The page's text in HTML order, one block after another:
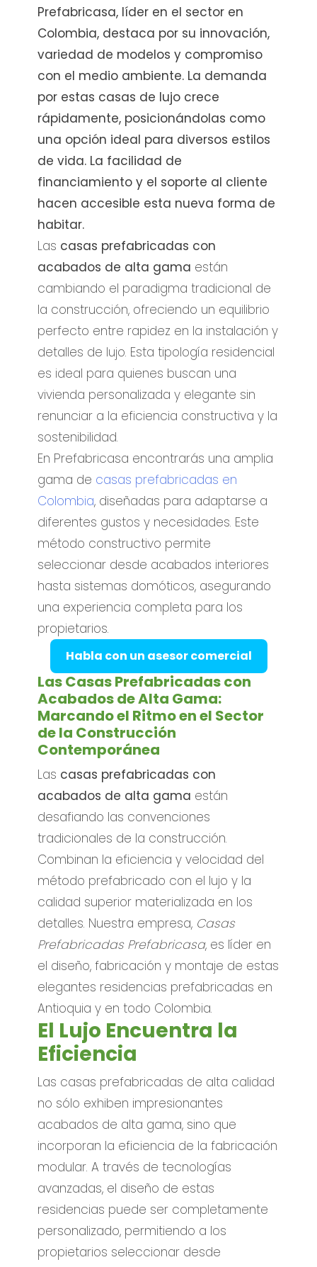
Prefabricasa, líder en el sector en
Colombia, destaca por su innovación,
variedad de modelos y compromiso
con el medio ambiente. La demanda
por estas casas de lujo crece
rápidamente, posicionándolas como
una opción ideal para diversos estilos
de vida. La facilidad de
financiamiento y el soporte al cliente
hacen accesible esta nueva forma de
habitar.
Las casas prefabricadas con
acabados de alta gama están
cambiando el paradigma tradicional de
la construcción, ofreciendo un equilibrio
perfecto entre rapidez en la instalación y
detalles de lujo. Esta tipología residencial
es ideal para quienes buscan una
vivienda personalizada y elegante sin
renunciar a la eficiencia constructiva y la
sostenibilidad.
En Prefabricasa encontrarás una amplia
gama de casas prefabricadas en
Colombia, diseñadas para adaptarse a
diferentes gustos y necesidades. Este
método constructivo permite
seleccionar desde acabados interiores
hasta sistemas domóticos, asegurando
una experiencia completa para los
propietarios.
Habla con un asesor comercial
Las Casas Prefabricadas con
Acabados de Alta Gama:
Marcando el Ritmo en el Sector
de la Construcción
Contemporánea
Las casas prefabricadas con
acabados de alta gama están
desafiando las convenciones
tradicionales de la construcción.
Combinan la eficiencia y velocidad del
método prefabricado con el lujo y la
calidad superior materializada en los
detalles. Nuestra empresa, Casas
Prefabricadas Prefabricasa, es líder en
el diseño, fabricación y montaje de estas
elegantes residencias prefabricadas en
Antioquia y en todo Colombia.
El Lujo Encuentra la
Eficiencia
Las casas prefabricadas de alta calidad
no sólo exhiben impresionantes
acabados de alta gama, sino que
incorporan la eficiencia de la fabricación
modular. A través de tecnologías
avanzadas, el diseño de estas
residencias puede ser completamente
personalizado, permitiendo a los
propietarios seleccionar desde